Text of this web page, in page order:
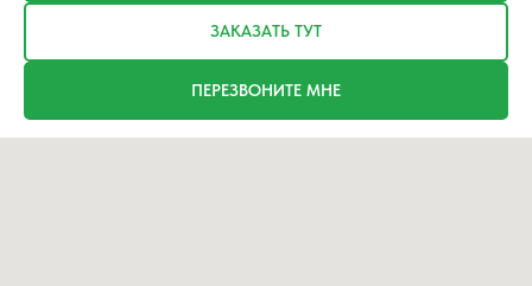
ЗАКАЗАТЬ ТУТ
ПЕРЕЗВОНИТЕ МНЕ